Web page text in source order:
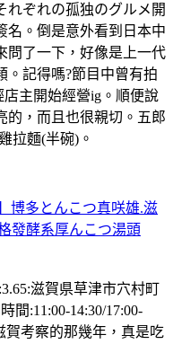
れぞれの孤独のグルメ開
名。倒是意外看到日本中
問了一下，好像是上一代
。記得嗎?節目中曾有拍
主開始經營ig。順便說
的，而且也很親切。五郎
拉麵(半碗)。
博多とんこつ真咲雄.滋
發酵系厚んこつ湯頭
滋賀県草津市穴村町
間:11:00-14:30/17:00-
賀考察的那幾年，真是吃